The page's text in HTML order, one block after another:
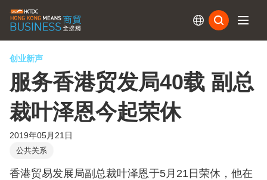
创业新声
服务香港贸发局40载 副总
裁叶泽恩今起荣休
2019年05月21日
公共关系
香港贸易发展局副总裁叶泽恩于5月21日荣休，他在